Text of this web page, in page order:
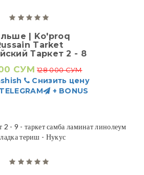
| Ko'proq
Tarket
Таркет 2 - 8
СУМ 128 000 СУМ
Снизить цену
+ BONUS